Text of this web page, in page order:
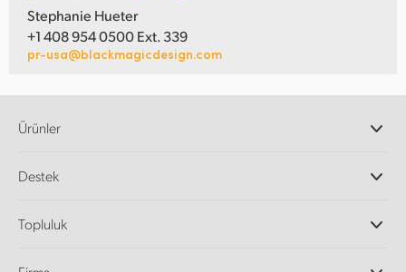
Stephanie Hueter
+1 408 954 0500 Ext. 339
pr-usa@blackmagicdesign.com
Ürünler
DaVinci Resolve ve Fusion Yazılımı
Ultimatte
Destek
Destek Merkezi
Topluluk